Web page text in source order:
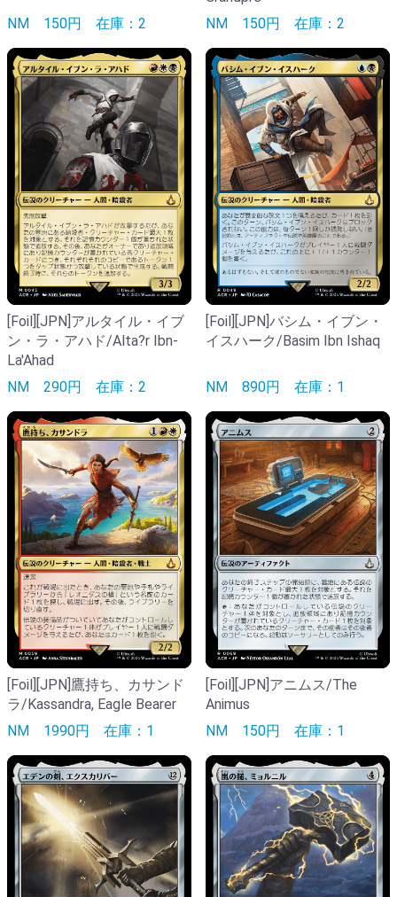
NM 150円 在庫：2
NM 150円 在庫：2
[Foil][JPN]アルタイル・イブ
ン・ラ・アハド/Alta?r Ibn-
La'Ahad
NM 290円 在庫：2
[Foil][JPN]バシム・イブン・
イスハーク/Basim Ibn Ishaq
NM 890円 在庫：1
[Foil][JPN]鷹持ち、カサンド
ラ/Kassandra, Eagle Bearer
NM 1990円 在庫：1
[Foil][JPN]アニムス/The
Animus
NM 150円 在庫：1